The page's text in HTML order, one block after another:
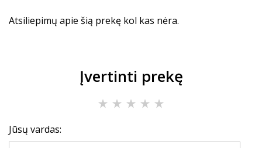
Atsiliepimų apie šią prekę kol kas nėra.
Įvertinti prekę
Jūsų vardas: